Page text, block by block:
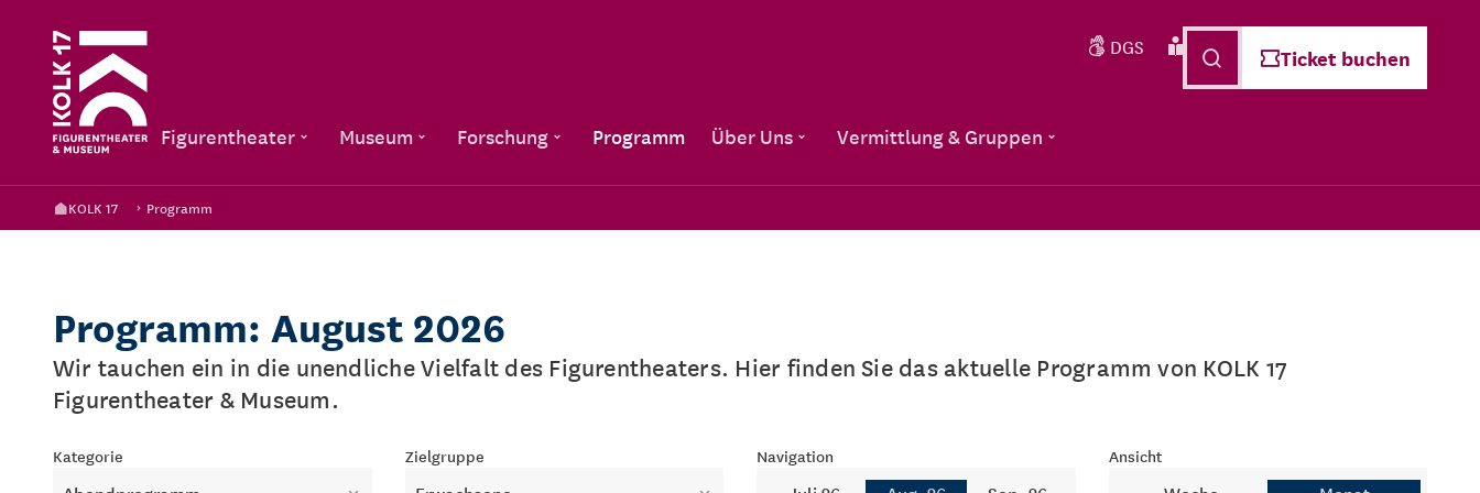
Figurentheater Museum Forschung Programm Über Uns Vermittlung & Gruppen
DGS Leichte Sprache Deutsch
Ticket buchen
KOLK 17 Programm
Programm: August 2026
Wir tauchen ein in die unendliche Vielfalt des Figurentheaters. Hier finden Sie das aktuelle Programm von KOLK 17
Figurentheater & Museum.
Kategorie Zielgruppe Navigation Ansicht